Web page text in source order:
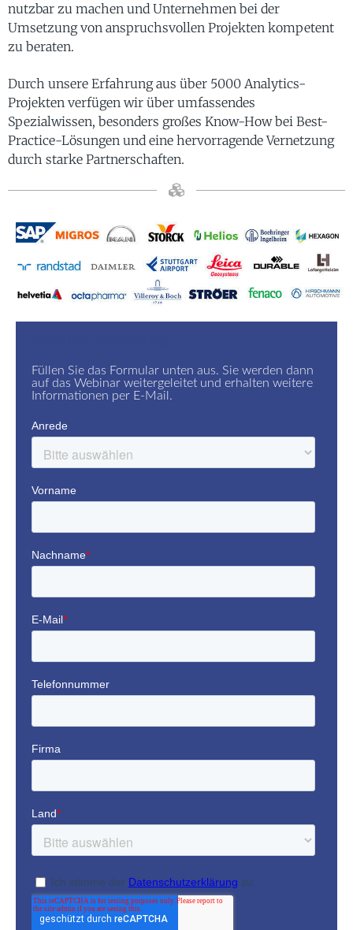
nutzbar zu machen und Unternehmen bei der
Umsetzung von anspruchsvollen Projekten kompetent
zu beraten.
Durch unsere Erfahrung aus über 5000 Analytics-
Projekten verfügen wir über umfassendes
Spezialwissen, besonders großes Know-How bei Best-
Practice-Lösungen und eine hervorragende Vernetzung
durch starke Partnerschaften.
Füllen Sie das Formular unten aus. Sie werden dann
auf das Webinar weitergeleitet und erhalten weitere
Informationen per E-Mail.